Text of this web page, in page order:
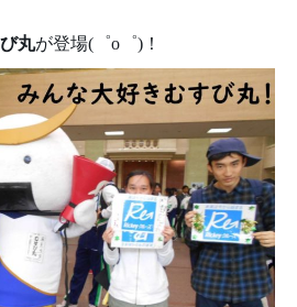
丸が登場(゜o゜)！